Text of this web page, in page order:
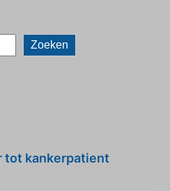
Zoeken
tot kankerpatient